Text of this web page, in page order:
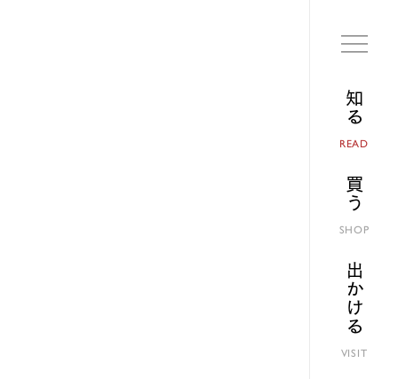
知る
READ
買う
SHOP
出かける
VISIT